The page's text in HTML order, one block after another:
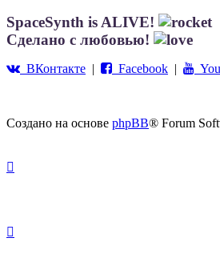
SpaceSynth is ALIVE!
Сделано с любовью!
ВКонтакте | Facebook |
Создано на основе phpBB® Forum